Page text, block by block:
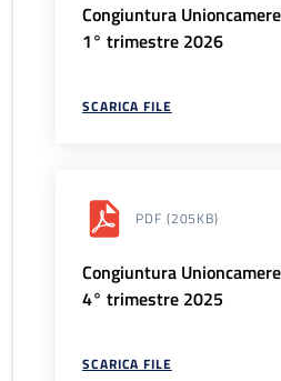
Congiuntura
1° trimestre 2026
SCARICA FILE
PDF (205KB)
Congiuntura
4° trimestre 2025
SCARICA FILE